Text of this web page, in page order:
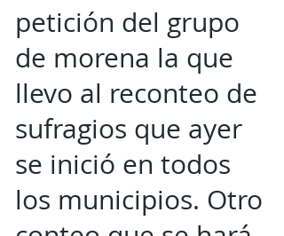
petición del grupo
de morena la que
llevo al reconteo de
sufragios que ayer
se inició en todos
los municipios. Otro